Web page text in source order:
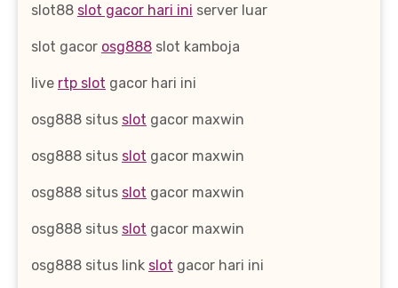
slot88 slot gacor hari ini server luar
slot gacor osg888 slot kamboja
live rtp slot gacor hari ini
osg888 situs slot gacor maxwin
osg888 situs slot gacor maxwin
osg888 situs slot gacor maxwin
osg888 situs slot gacor maxwin
osg888 situs link slot gacor hari ini